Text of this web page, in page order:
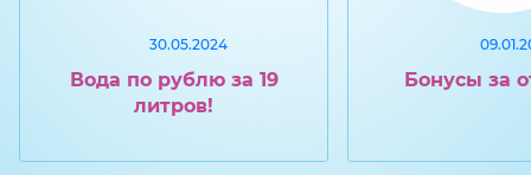
30.05.2024
Вода по рублю за 19
литров!
Бонусы за